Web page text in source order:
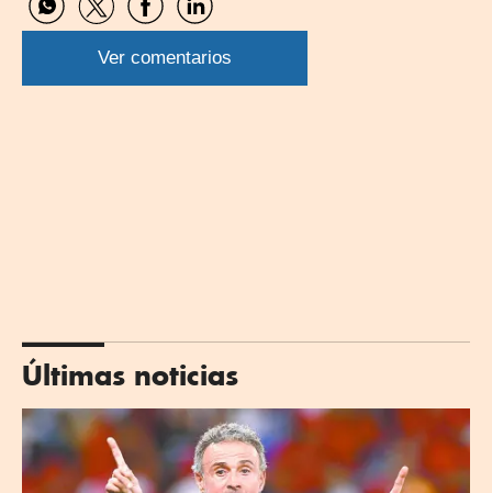
Compartir
por
WhatsApp
Compartir
por
Twitter
Compartir
por
Facebook
Compartir
por
Linkedin
Ver comentarios
Últimas noticias